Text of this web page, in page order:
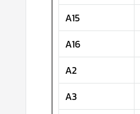
A15
A16
A2
A3